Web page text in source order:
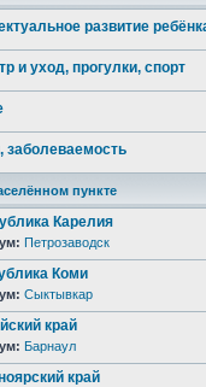
развитие
и уход, прогулки, спорт
заболеваемость
пункте
Карелия
Петрозаводск
Коми
Сыктывкар
край
Барнаул
край